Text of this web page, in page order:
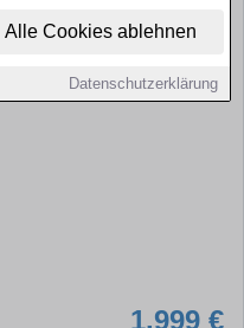
Alle Cookies ablehnen
Datenschutzerklärung
1.999 €